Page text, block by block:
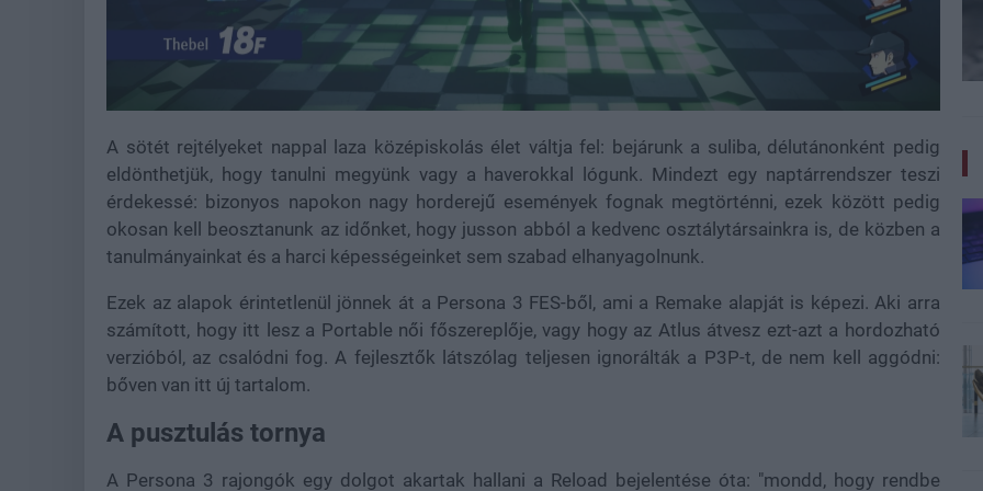
A sötét rejtélyeket nappal laza középiskolás élet váltja fel: bejárunk a suliba, délutánonként pedig
eldönthetjük, hogy tanulni megyünk vagy a haverokkal lógunk. Mindezt egy naptárrendszer teszi
érdekessé: bizonyos napokon nagy horderejű események fognak megtörténni, ezek között pedig
okosan kell beosztanunk az időnket, hogy jusson abból a kedvenc osztálytársainkra is, de közben a
tanulmányainkat és a harci képességeinket sem szabad elhanyagolnunk.
Ezek az alapok érintetlenül jönnek át a Persona 3 FES-ből, ami a Remake alapját is képezi. Aki arra
számított, hogy itt lesz a Portable női főszereplője, vagy hogy az Atlus átvesz ezt-azt a hordozható
verzióból, az csalódni fog. A fejlesztők látszólag teljesen ignorálták a P3P-t, de nem kell aggódni:
bőven van itt új tartalom.
A pusztulás tornya
A Persona 3 rajongók egy dolgot akartak hallani a Reload bejelentése óta: "mondd, hogy rendbe